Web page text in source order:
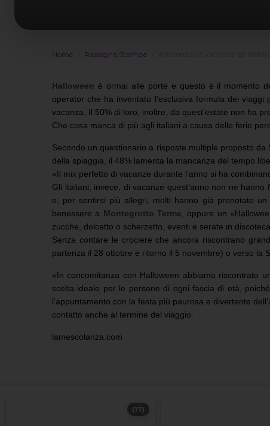
Home Rassegna Stampa
Halloween è ormai alle porte e questo è il momento
operator che ha inventato l’esclusiva formula dei
vacanza. Il 50% di loro, inoltre, da quest’estate non ha
Che cosa manca di più agli italiani a causa delle ferie
Secondo un questionario a risposte multiple proposto
della spiaggia, il 48% lamenta la mancanza del tempo
«Il mix perfetto di vacanze durante l’anno si ha
Gli italiani, invece, di vacanze quest’anno non ne
e, per sentirsi più allegri, molti hanno già prenotato
benessere a Montegrotto Terme , oppure un
zucche, dolcetto o scherzetto, eventi e serate in
Senza contare le crociere che ancora riscontrano
partenza il 28 ottobre e ritorno il 5 novembre) o verso la
«In concomitanza con Halloween abbiamo riscontrato
scelta ideale per le persone di ogni fascia di età,
l’appuntamento con la festa più paurosa e divertente
contatto anche al termine del viaggio.
lamescolanza.com
(17)